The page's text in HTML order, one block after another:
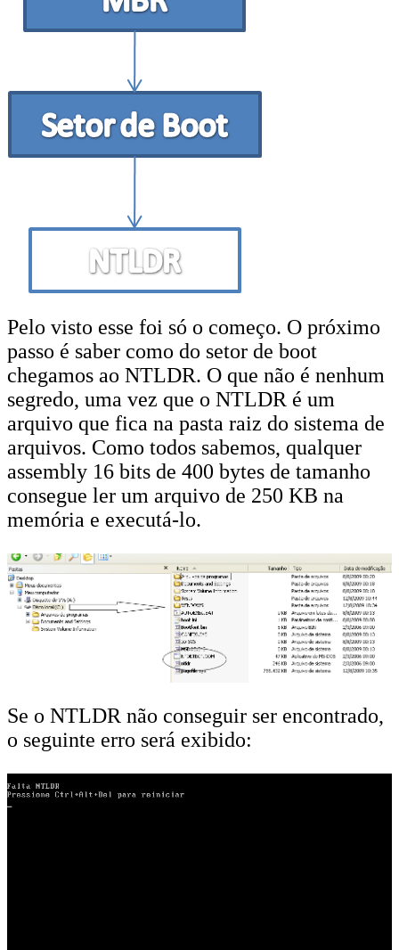
Pelo visto esse foi só o começo. O próximo
passo é saber como do setor de boot
chegamos ao NTLDR. O que não é nenhum
segredo, uma vez que o NTLDR é um
arquivo que fica na pasta raiz do sistema de
arquivos. Como todos sabemos, qualquer
assembly 16 bits de 400 bytes de tamanho
consegue ler um arquivo de 250 KB na
memória e executá-lo.
Se o NTLDR não conseguir ser encontrado,
o seguinte erro será exibido: